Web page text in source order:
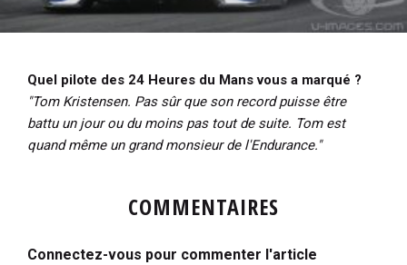
Quel pilote des 24 Heures du Mans vous a marqué ?
"Tom Kristensen. Pas sûr que son record puisse être
battu un jour ou du moins pas tout de suite. Tom est
quand même un grand monsieur de l'Endurance."
COMMENTAIRES
Connectez-vous pour commenter l'article